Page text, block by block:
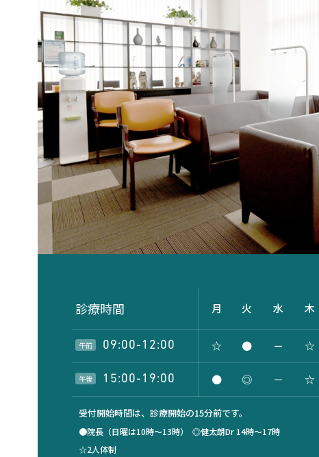
診療時間 月 火 水 木
午前 09:00-12:00 ☆ ● － ☆
午後 15:00-19:00 ● ◎ － ☆
受付開始時間は、診療開始の15分前です。
●院長（日曜は10時～13時） ◎健太朗Dr 14時～17時
☆2人体制